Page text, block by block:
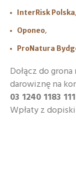
InterRisk Polska,
Oponeo,
ProNatura
Dołącz do
darowiznę na
03 1240 1183
Wpłaty z